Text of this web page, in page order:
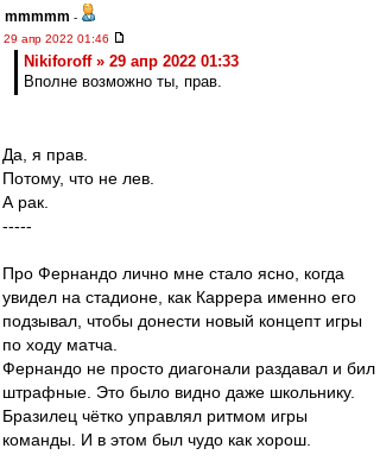
mmmmm -
29 апр 2022 01:46
Nikiforoff » 29 апр 2022 01:33
Вполне возможно ты, прав.
Да, я прав.
Потому, что не лев.
А рак.
-----
Про Фернандо лично мне стало ясно, когда
увидел на стадионе, как Каррера именно его
подзывал, чтобы донести новый концепт игры
по ходу матча.
Фернандо не просто диагонали раздавал и бил
штрафные. Это было видно даже школьнику.
Бразилец чётко управлял ритмом игры
команды. И в этом был чудо как хорош.